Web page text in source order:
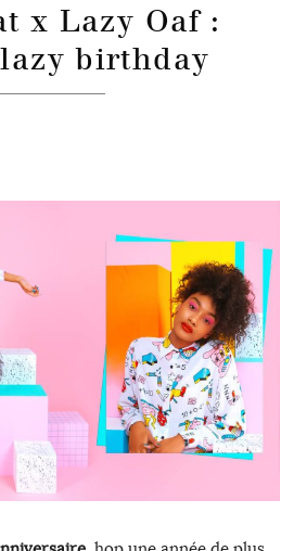
x Lazy Oaf :
birthday